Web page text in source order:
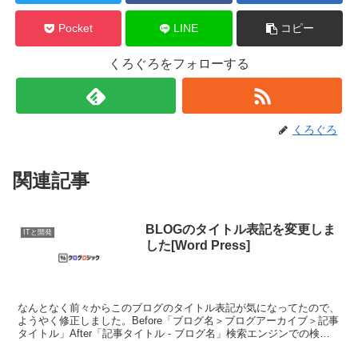
Pocket LINE コピー
くろぐろをフォローする
くろぐろ
関連記事
ITと開発
BLOGのタイトル表記を変更しま
した[Word Press]
なんとなく前々からこのブログのタイトル表記が気になってたので、
ようやく修正しました。Before「ブログ名＞ブログアーカイブ＞記事
タイトル」After「記事タイトル - ブログ名」検索エンジンでの検索